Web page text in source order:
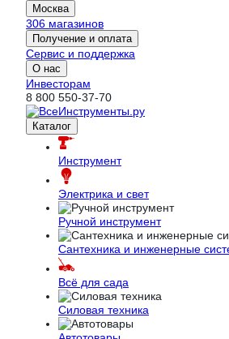
Москва
306 магазинов
Получение и оплата
Сервис и поддержка
О нас
Инвесторам
8 800 550-37-70
Каталог
Инструмент
Электрика и свет
Ручной инструмент
Сантехника и инженерные
Всё для сада
Силовая техника